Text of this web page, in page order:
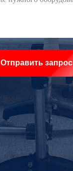
Отправить запрос